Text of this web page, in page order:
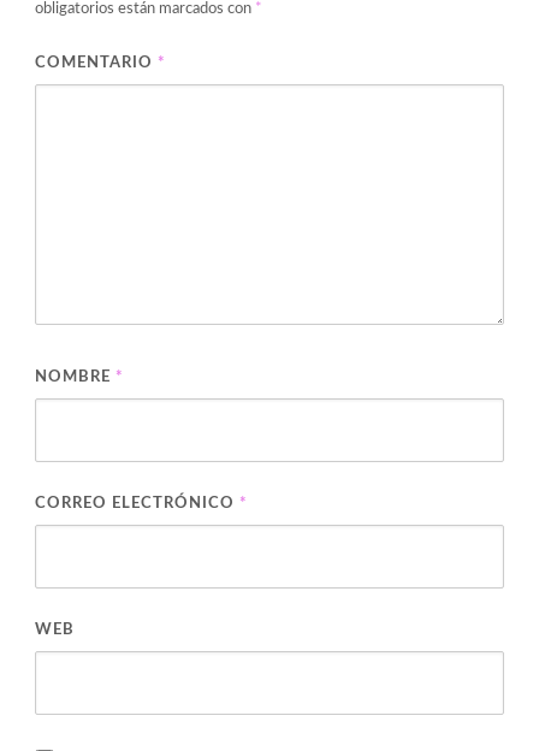
obligatorios están marcados con *
COMENTARIO *
NOMBRE *
CORREO ELECTRÓNICO *
WEB